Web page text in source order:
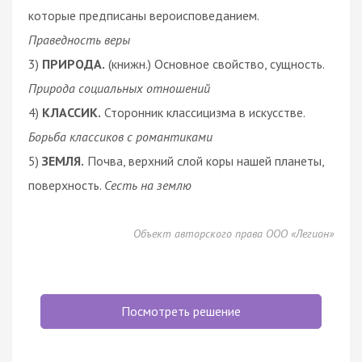
которые предписаны вероисповеданием.
Праведность веры
3) ПРИРОДА. (книжн.) Основное свойство, сущность.
Природа социальных отношений
4) КЛАССИК. Сторонник классицизма в искусстве.
Борьба классиков с романтиками
5) ЗЕМЛЯ. Почва, верхний слой коры нашей планеты,
поверхность. Сесть на землю
Объект авторского права ООО «Легион»
Посмотреть решение